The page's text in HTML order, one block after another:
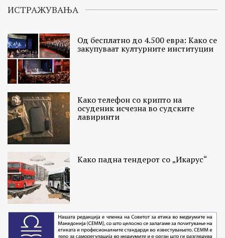
ИСТРАЖУВАЊА
Од бесплатно до 4.500 евра: Како се
закупуваат културните институции
Како телефон со крипто на
осуденик исчезна во судските
лавиринти
Како падна тендерот со „Икарус“